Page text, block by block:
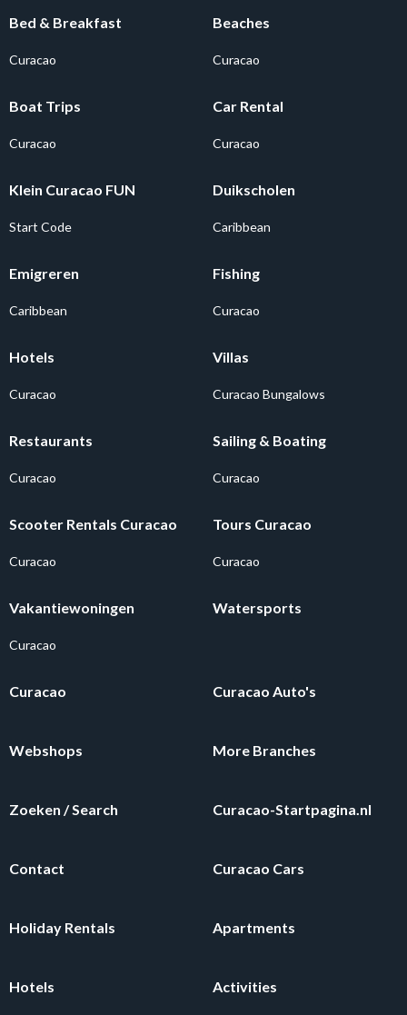
Bed & Breakfast
Curacao
Beaches
Curacao
Boat Trips
Curacao
Car Rental
Curacao
Klein Curacao FUN
Start Code
Duikscholen
Caribbean
Emigreren
Caribbean
Fishing
Curacao
Hotels
Curacao
Villas
Curacao Bungalows
Restaurants
Curacao
Sailing & Boating
Curacao
Scooter Rentals Curacao
Curacao
Tours Curacao
Curacao
Vakantiewoningen
Curacao
Watersports
Curacao Curacao Auto's
Webshops More Branches
Zoeken / Search Curacao-Startpagina.nl
Contact Curacao Cars
Holiday Rentals Apartments
Hotels Activities